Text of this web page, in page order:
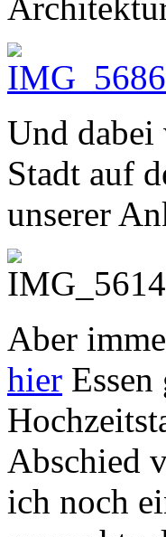
Und dabei
Stadt auf
unserer
Aber
hier
Abschied
ich noch